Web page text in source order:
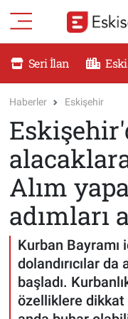
Seri İlan
Haberler Eskişehir
Alım
adımları
Kurban Bayramı
dolandırıcılar
başladı.
özelliklere dikkat
RESMİ İLANLAR
DÜNYA
SAĞLIK
MAGAZİN
KADIN
TEKNOLOJİ
YEMEK
Eskişehir
Eskişehir
Eskişehir Trafik
Süper Lig Puan
Tüm Manşetler
Son Dakika
Haber Arşivi